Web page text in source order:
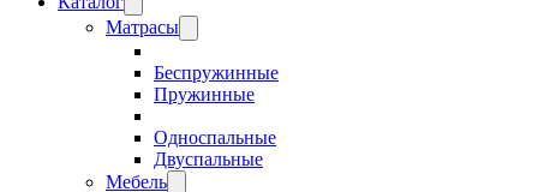
Матрасы
Беспружинные
Пружинные
Односпальные
Двуспальные
Мебель